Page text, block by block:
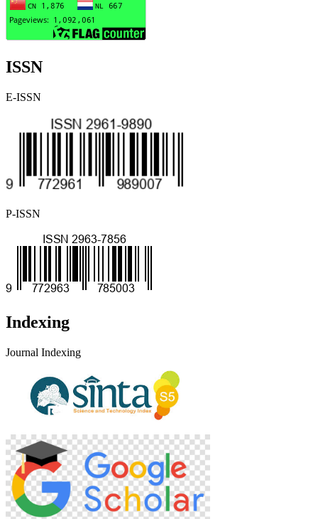
ISSN
E-ISSN
P-ISSN
Indexing
Journal Indexing